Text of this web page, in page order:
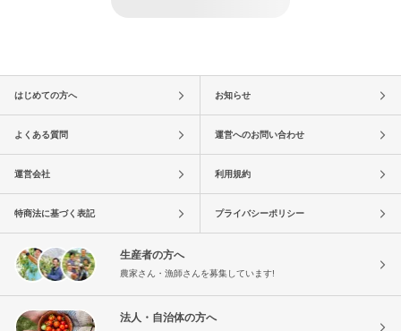
はじめての方へ お知らせ
よくある質問 運営へのお問い合わせ
運営会社 利用規約
特商法に基づく表記 プライバシーポリシー
生産者の方へ
農家さん・漁師さんを募集しています!
法人・自治体の方へ